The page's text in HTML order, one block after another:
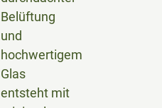
Belüftung
und
hochwertigem
Glas
entsteht mit